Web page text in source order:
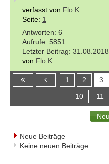
verfasst von Flo K
Seite: 1
6
5851
31.08.2018
von Flo K
1 2 3
10 11
Neue Beiträge
Keine neuen Beiträge